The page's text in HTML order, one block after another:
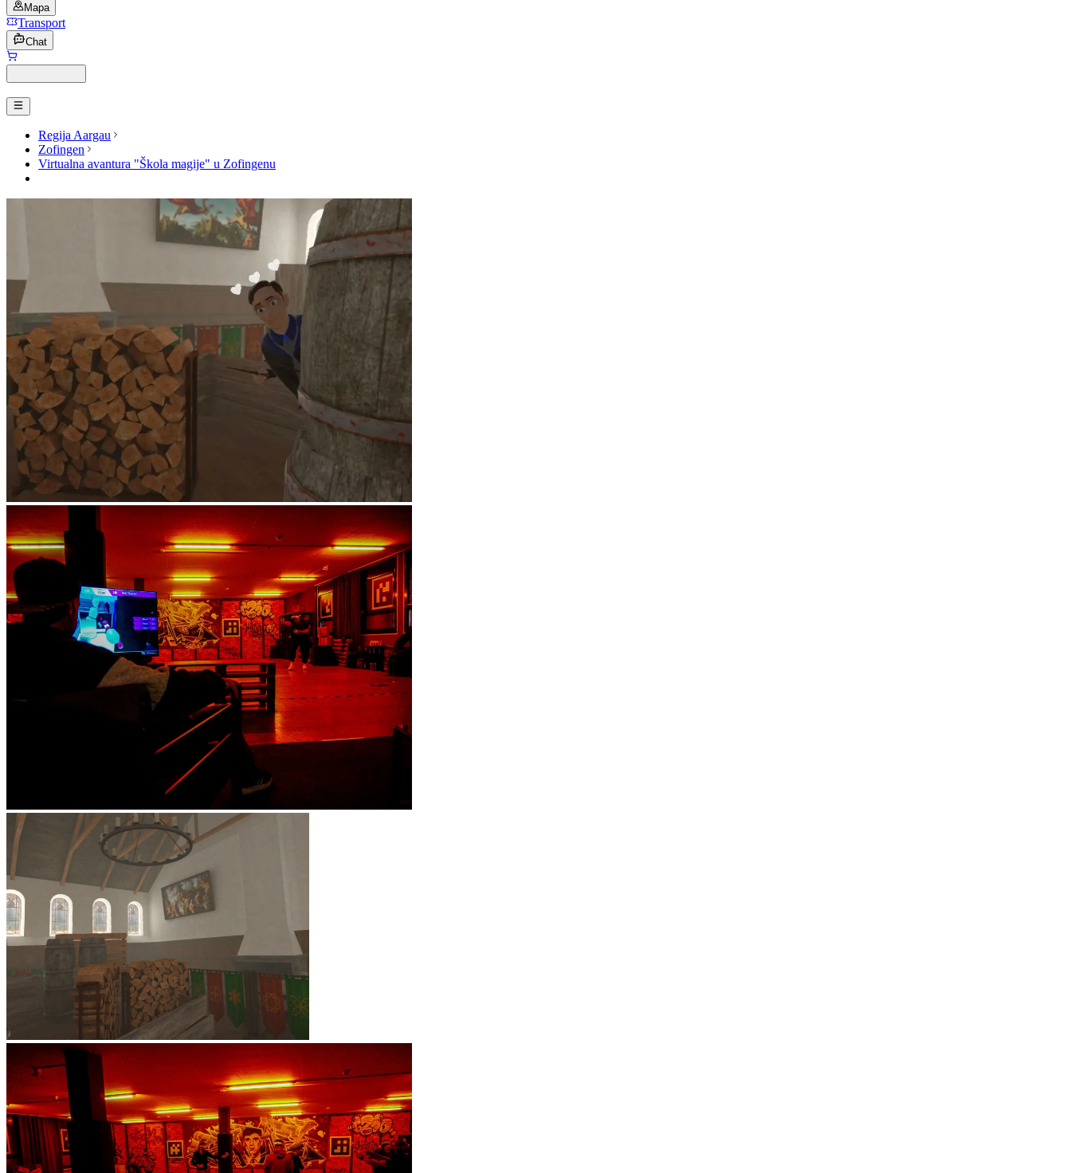
Mapa
Transport
Chat
Regija Aargau
Zofingen
Virtualna avantura "Škola magije" u Zofingenu